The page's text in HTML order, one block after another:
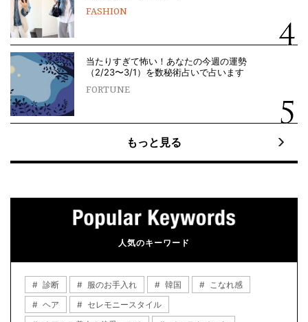
FASHION
当たりすぎて怖い！あなたの今週の運勢
（2/23〜3/1）を数秘術占いで占います
FORTUNE
もっと見る
人気のキーワード
診断 服のお手入れ 韓国
こなれ感
ヘア
セレモニースタイル